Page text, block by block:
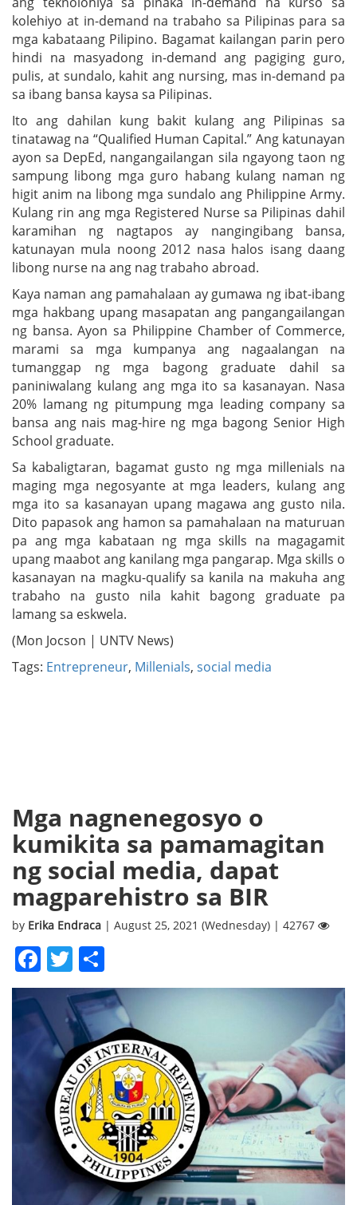
kolehiyo at in-demand na trabaho sa Pilipinas para sa
mga kabataang Pilipino. Bagamat kailangan parin pero
hindi na masyadong in-demand ang pagiging guro,
pulis, at sundalo, kahit ang nursing, mas in-demand pa
sa ibang bansa kaysa sa Pilipinas.
Ito ang dahilan kung bakit kulang ang Pilipinas sa
tinatawag na “Qualified Human Capital.” Ang katunayan
ayon sa DepEd, nangangailangan sila ngayong taon ng
sampung libong mga guro habang kulang naman ng
higit anim na libong mga sundalo ang Philippine Army.
Kulang rin ang mga Registered Nurse sa Pilipinas dahil
karamihan ng nagtapos ay nangingibang bansa,
katunayan mula noong 2012 nasa halos isang daang
libong nurse na ang nag trabaho abroad.
Kaya naman ang pamahalaan ay gumawa ng ibat-ibang
mga hakbang upang masapatan ang pangangailangan
ng bansa. Ayon sa Philippine Chamber of Commerce,
marami sa mga kumpanya ang nagaalangan na
tumanggap ng mga bagong graduate dahil sa
paniniwalang kulang ang mga ito sa kasanayan. Nasa
20% lamang ng pitumpung mga leading company sa
bansa ang nais mag-hire ng mga bagong Senior High
School graduate.
Sa kabaligtaran, bagamat gusto ng mga millenials na
maging mga negosyante at mga leaders, kulang ang
mga ito sa kasanayan upang magawa ang gusto nila.
Dito papasok ang hamon sa pamahalaan na maturuan
pa ang mga kabataan ng mga skills na magagamit
upang maabot ang kanilang mga pangarap. Mga skills o
kasanayan na magku-qualify sa kanila na makuha ang
trabaho na gusto nila kahit bagong graduate pa
lamang sa eskwela.
(Mon Jocson | UNTV News)
Tags: Entrepreneur, Millenials, social media
Mga nagnenegosyo o
kumikita sa pamamagitan
ng social media, dapat
magparehistro sa BIR
by Erika Endraca | August 25, 2021 (Wednesday) | 42767
Facebook
Twitter